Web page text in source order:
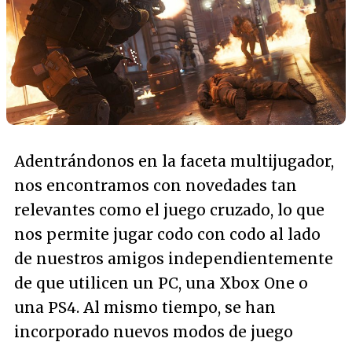
Adentrándonos en la faceta multijugador,
nos encontramos con novedades tan
relevantes como el juego cruzado, lo que
nos permite jugar codo con codo al lado
de nuestros amigos independientemente
de que utilicen un PC, una Xbox One o
una PS4. Al mismo tiempo, se han
incorporado nuevos modos de juego